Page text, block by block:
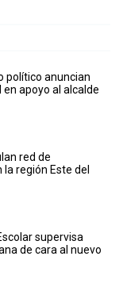
político anuncian
apoyo al alcalde
red de
región Este del
supervisa
de cara al nuevo